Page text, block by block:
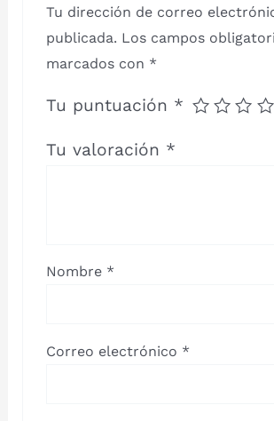
Tu dirección de correo
publicada. Los campos
marcados con *
Tu puntuación *
Tu valoración *
Nombre *
Correo electrónico *